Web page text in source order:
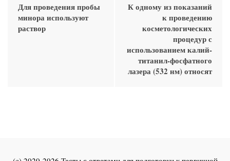
Для проведения пробы
минора используют
раствор
К одному из показаний
к проведению
косметологических
процедур с
использованием калий-
титанил-фосфатного
лазера (532 нм) относят